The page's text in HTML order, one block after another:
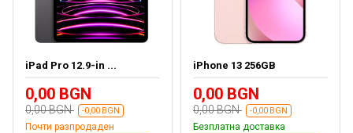
iPad Pro 12.9-in ...
0,00 BGN
0,00 BGN -0,00 BGN
Почти разпродаден
iPhone 13 256GB
0,00 BGN
0,00 BGN -0,00 BGN
Безплатна доставка